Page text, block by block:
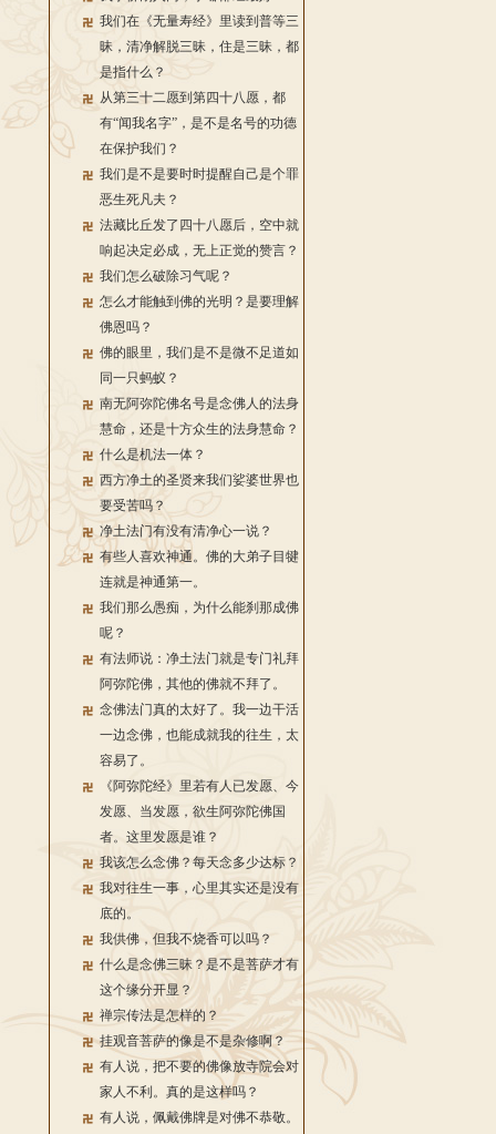
我们在《无量寿经》里读到普等三
昧，清净解脱三昧，住是三昧，都
是指什么？
从第三十二愿到第四十八愿，都
有“闻我名字”，是不是名号的功德
在保护我们？
我们是不是要时时提醒自己是个罪
恶生死凡夫？
法藏比丘发了四十八愿后，空中就
响起决定必成，无上正觉的赞言？
我们怎么破除习气呢？
怎么才能触到佛的光明？是要理解
佛恩吗？
佛的眼里，我们是不是微不足道如
同一只蚂蚁？
南无阿弥陀佛名号是念佛人的法身
慧命，还是十方众生的法身慧命？
什么是机法一体？
西方净土的圣贤来我们娑婆世界也
要受苦吗？
净土法门有没有清净心一说？
有些人喜欢神通。佛的大弟子目犍
连就是神通第一。
我们那么愚痴，为什么能刹那成佛
呢？
有法师说：净土法门就是专门礼拜
阿弥陀佛，其他的佛就不拜了。
念佛法门真的太好了。我一边干活
一边念佛，也能成就我的往生，太
容易了。
《阿弥陀经》里若有人已发愿、今
发愿、当发愿，欲生阿弥陀佛国
者。这里发愿是谁？
我该怎么念佛？每天念多少达标？
我对往生一事，心里其实还是没有
底的。
我供佛，但我不烧香可以吗？
什么是念佛三昧？是不是菩萨才有
这个缘分开显？
禅宗传法是怎样的？
挂观音菩萨的像是不是杂修啊？
有人说，把不要的佛像放寺院会对
家人不利。真的是这样吗？
有人说，佩戴佛牌是对佛不恭敬。